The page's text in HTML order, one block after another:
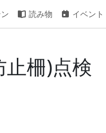
読み物 イベント
柵)点検